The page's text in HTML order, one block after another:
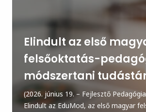
Elindult az első
felsőoktatás-
módszertani
(2026. június 19. – Fejlesztő
Elindult az EduMod, az első magyar